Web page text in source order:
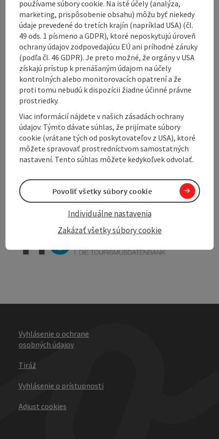
Contact
Arrival
Accessibility
Print article
Vyhlásenie o ochrane
osobných údajov
Tiráž
Vyhlásenie o prístupnosti
Adjust cookies
používame súbory cookie. Na isté účely (analýza,
marketing, prispôsobenie obsahu) môžu byť niekedy
údaje prevedené do tretích krajín (napríklad USA) (čl.
49 ods. 1 písmeno a GDPR), ktoré neposkytujú úroveň
ochrany údajov zodpovedajúcu EÚ ani príhodné záruky
(podľa čl. 46 GDPR). Je preto možné, že orgány v USA
získajú prístup k prenášaným údajom na účely
kontrolných alebo monitorovacích opatrení a že
proti tomu nebudú k dispozícii žiadne účinné právne
prostriedky.
Viac informácií nájdete v našich zásadách ochrany
údajov. Týmto dávate súhlas, že prijímate súbory
cookie (vrátane tých od poskytovateľov z USA), ktoré
môžete spravovať prostredníctvom samostatných
nastavení. Tento súhlas môžete kedykoľvek odvolať.
Zakázať všetky súbory cookie
Individuálne nastavenia
Povoliť všetky súbory cookie